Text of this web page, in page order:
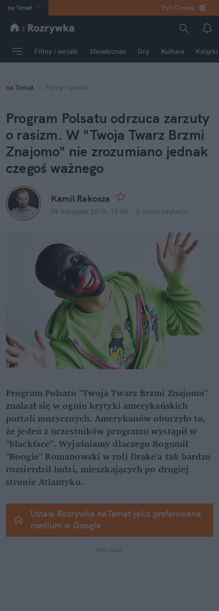
na:Temat
INN Poland
mama
Rozrywka
Tryb Ciemny
Filmy i seriale Showbiznes Gry Kultura Książki
na:Temat Filmy i seriale
Program Polsatu odrzuca zarzuty
o rasizm. W "Twoja Twarz Brzmi
Znajomo" nie zrozumiano jednak
czegoś ważnego
Kamil Rakosza
09 listopada 2018, 19:06 5 minut czytania
Program Polsatu "Twoja Twarz Brzmi Znajomo"
znalazł się w ogniu krytyki amerykańskich
portali muzycznych. Amerykanów oburzyło to,
że jeden z uczestników programu wystąpił w
"blackface". Wyjaśniamy dlaczego Bogumił
"Boogie" Romanowski w roli Drake'a tak bardzo
rozsierdził ludzi, mieszkających po drugiej
stronie Atlantyku.
Ustaw Rozrywka naTemat jako preferowane
medium w Google
REKLAMA